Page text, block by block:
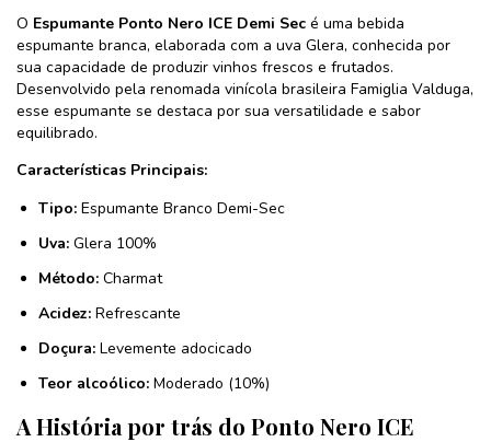
O Espumante Ponto Nero ICE Demi Sec é uma bebida
espumante branca, elaborada com a uva Glera, conhecida por
sua capacidade de produzir vinhos frescos e frutados.
Desenvolvido pela renomada vinícola brasileira Famiglia Valduga,
esse espumante se destaca por sua versatilidade e sabor
equilibrado.
Características Principais:
Tipo: Espumante Branco Demi-Sec
Uva: Glera 100%
Método: Charmat
Acidez: Refrescante
Doçura: Levemente adocicado
Teor alcoólico: Moderado (10%)
A História por trás do Ponto Nero ICE